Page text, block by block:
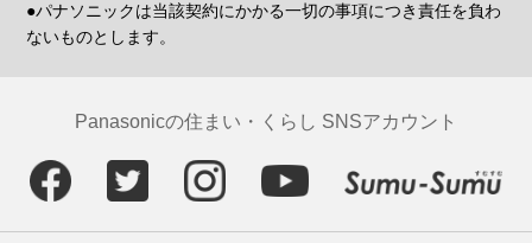
●パナソニックは当該契約にかかる一切の事項につき責任を負わ
ないものとします。
Panasonicの住まい・くらし SNSアカウント